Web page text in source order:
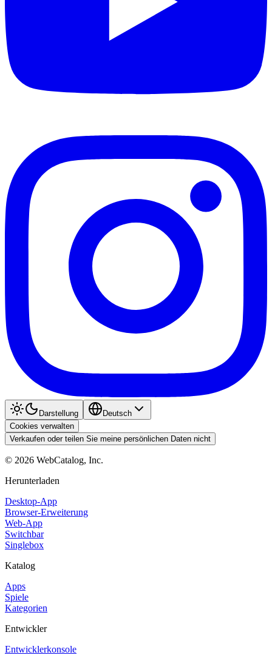
Darstellung
Deutsch
Cookies verwalten
Verkaufen oder teilen Sie meine persönlichen Daten nicht
© 2026 WebCatalog, Inc.
Herunterladen
Desktop-App
Browser-Erweiterung
Web-App
Switchbar
Singlebox
Katalog
Apps
Spiele
Kategorien
Entwickler
Entwicklerkonsole